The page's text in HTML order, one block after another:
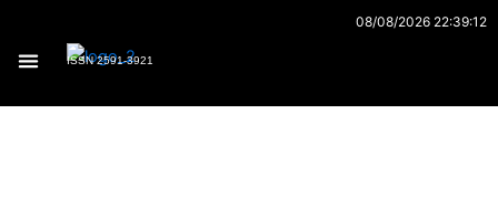
contenido
08/08/2026 22:39:12
ISSN 2591-3921